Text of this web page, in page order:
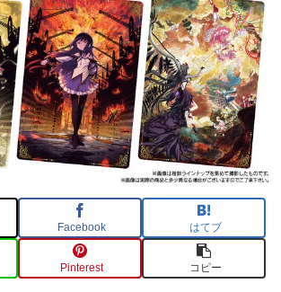
Facebook はてブ
Pinterest コピー